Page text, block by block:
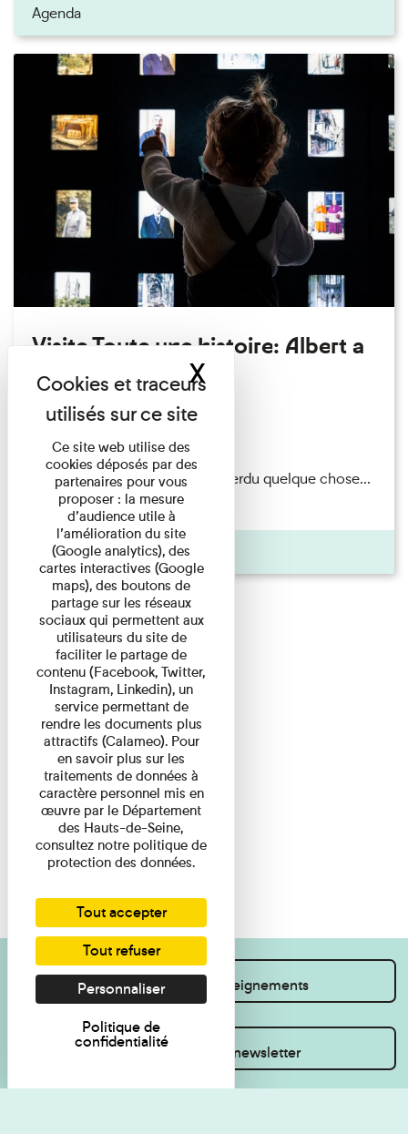
Agenda
Visite Toute une histoire: Albert a
perdu son chapeau!
Exposition permanente
Du 15/08/2026 au 15/08/2026
Il semblerait qu’Albert Kahn a perdu quelque chose...
Accompagnés d’une ...
Agenda
Je souhaite des renseignements
Inscrivez-vous à la newsletter
Ce site web utilise des
cookies déposés par des
partenaires pour vous
proposer : la mesure
d’audience utile à
l’amélioration du site
(Google analytics), des
cartes interactives (Google
maps), des boutons de
partage sur les réseaux
sociaux qui permettent aux
utilisateurs du site de
faciliter le partage de
contenu (Facebook, Twitter,
Instagram, Linkedin), un
service permettant de
rendre les documents plus
attractifs (Calameo). Pour
en savoir plus sur les
traitements de données à
caractère personnel mis en
œuvre par le Département
des Hauts-de-Seine,
consultez notre politique de
protection des données.
Tout accepter
Tout refuser
Personnaliser
Politique de
confidentialité
XMasquer le